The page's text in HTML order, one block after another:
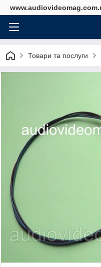
Товари та послуги